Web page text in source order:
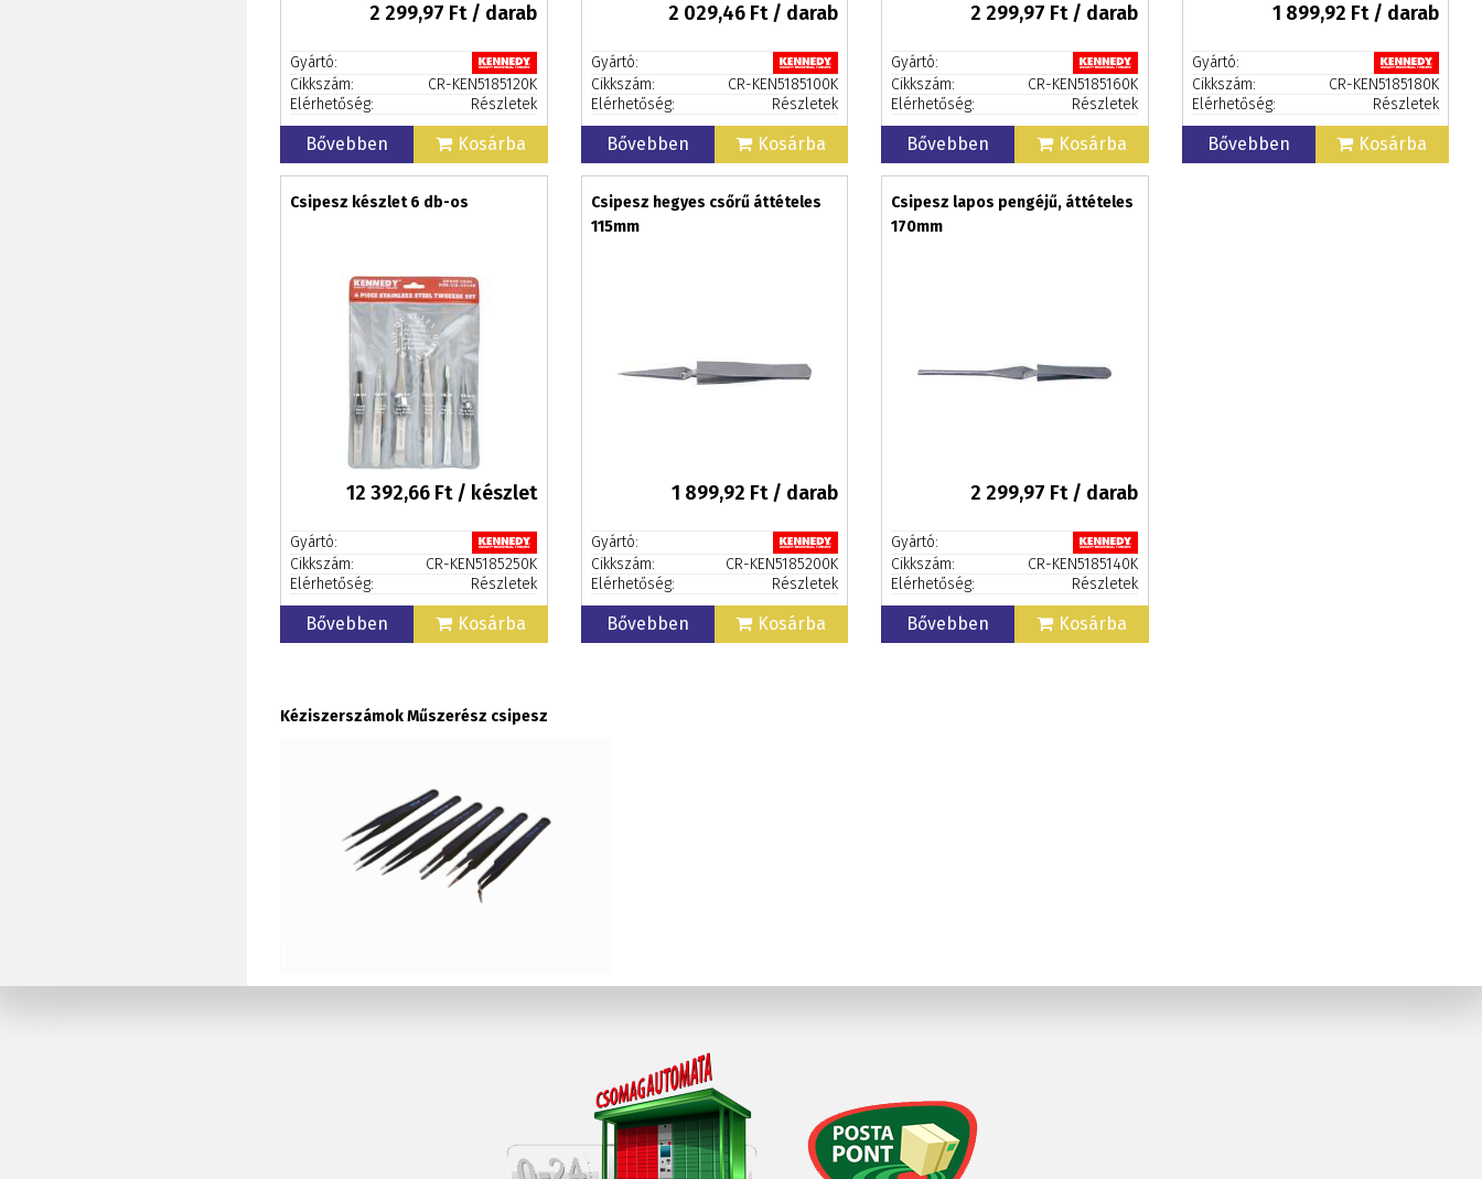
2 299,97 Ft / darab
Gyártó:
Cikkszám:
CR-KEN5185120K
Elérhetőség:
Részletek
Bővebben Kosárba
2 029,46Ft / darab
Gyártó:
Cikkszám:
CR-KEN5185100K
Elérhetőség:
Részletek
Bővebben Kosárba
2 299,97 Ft / darab
Gyártó:
Cikkszám:
CR-KEN5185160K
Elérhetőség:
Részletek
Bővebben Kosárba
1 899,92 Ft / darab
Gyártó:
Cikkszám:
CR-KEN5185180K
Elérhetőség:
Részletek
Bővebben Kosárba
Csipesz készlet 6 db-os
12 392,66 Ft / készlet
Gyártó:
Cikkszám:
CR-KEN5185250K
Elérhetőség:
Részletek
Bővebben Kosárba
Csipesz hegyes csőrű áttételes
115mm
1 899,92 Ft / darab
Gyártó:
Cikkszám:
CR-KEN5185200K
Elérhetőség:
Részletek
Bővebben Kosárba
Csipesz lapos pengéjű, áttételes
170mm
2 299,97 Ft / darab
Gyártó:
Cikkszám:
CR-KEN5185140K
Elérhetőség:
Részletek
Bővebben Kosárba
Kéziszerszámok Műszerész csipesz